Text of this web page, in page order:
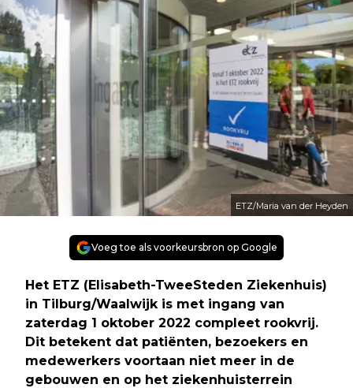
ETZ/Maria van der Heyden
Voeg toe als voorkeursbron op Google
Het ETZ (Elisabeth-TweeSteden Ziekenhuis)
in Tilburg/Waalwijk is met ingang van
zaterdag 1 oktober 2022 compleet rookvrij.
Dit betekent dat patiënten, bezoekers en
medewerkers voortaan niet meer in de
gebouwen en op het ziekenhuisterrein